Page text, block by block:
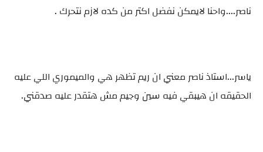
ناصر....واحنا لايمكن نفضل اكتر من كده لازم نتحرك .
ياسر...استاذ ناصر معني ان ريم تظهر هي والميموري اللي عليه
الحقيقه ان هيبقي فيه سين وجيم مش هتقدر عليه صدقني.